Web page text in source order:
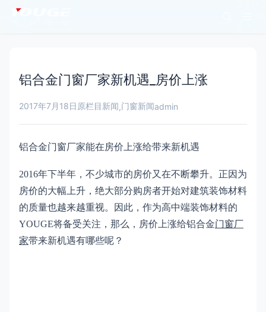
铝合金门窗厂家新机遇_房价上涨
2017年7月18日 原栏目新闻,门窗新闻admin
铝合金门窗厂家能在房价上涨给带来新机遇
2016年下半年，不少城市的房价又在不断攀升。正因为
房价的大幅上升，绝大部分购房者开始对建筑装饰材料
的质量也越来越重视。因此，作为高中端装饰材料的
YOUGE将备受关注，那么，房价上涨给铝合金门窗厂
家带来新机遇有哪些呢？